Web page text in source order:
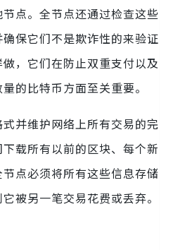
点。全节点还通过检查这些
保它们不是欺诈性的来验证
，它们在防止双重支付以及
的比特币方面至关重要。
并维护网络上所有交易的完
载所有以前的区块、每个新
点必须将所有这些信息存储
被另一笔交易花费或丢弃。